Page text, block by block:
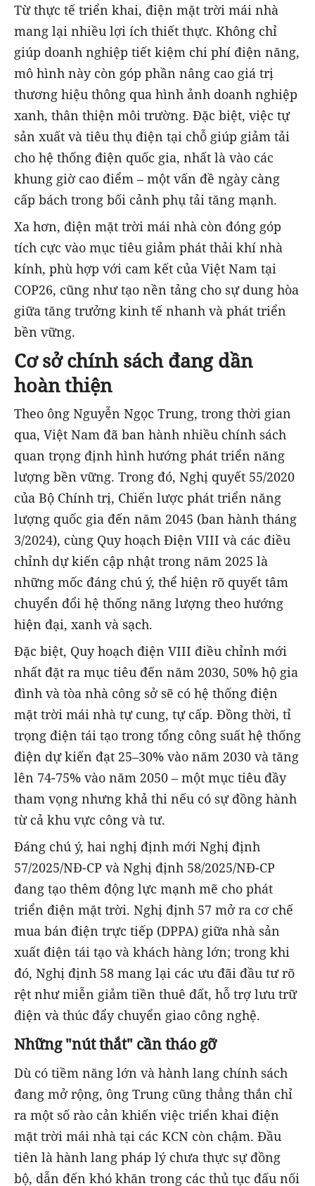
Từ thực tế triển khai, điện mặt trời mái nhà
mang lại nhiều lợi ích thiết thực. Không chỉ
giúp doanh nghiệp tiết kiệm chi phí điện năng,
mô hình này còn góp phần nâng cao giá trị
thương hiệu thông qua hình ảnh doanh nghiệp
xanh, thân thiện môi trường. Đặc biệt, việc tự
sản xuất và tiêu thụ điện tại chỗ giúp giảm tải
cho hệ thống điện quốc gia, nhất là vào các
khung giờ cao điểm – một vấn đề ngày càng
cấp bách trong bối cảnh phụ tải tăng mạnh.
Xa hơn, điện mặt trời mái nhà còn đóng góp
tích cực vào mục tiêu giảm phát thải khí nhà
kính, phù hợp với cam kết của Việt Nam tại
COP26, cũng như tạo nền tảng cho sự dung hòa
giữa tăng trưởng kinh tế nhanh và phát triển
bền vững.
Cơ sở chính sách đang dần
hoàn thiện
Theo ông Nguyễn Ngọc Trung, trong thời gian
qua, Việt Nam đã ban hành nhiều chính sách
quan trọng định hình hướng phát triển năng
lượng bền vững. Trong đó, Nghị quyết 55/2020
của Bộ Chính trị, Chiến lược phát triển năng
lượng quốc gia đến năm 2045 (ban hành tháng
3/2024), cùng Quy hoạch Điện VIII và các điều
chỉnh dự kiến cập nhật trong năm 2025 là
những mốc đáng chú ý, thể hiện rõ quyết tâm
chuyển đổi hệ thống năng lượng theo hướng
hiện đại, xanh và sạch.
Đặc biệt, Quy hoạch điện VIII điều chỉnh mới
nhất đặt ra mục tiêu đến năm 2030, 50% hộ gia
đình và tòa nhà công sở sẽ có hệ thống điện
mặt trời mái nhà tự cung, tự cấp. Đồng thời, tỉ
trọng điện tái tạo trong tổng công suất hệ thống
điện dự kiến đạt 25–30% vào năm 2030 và tăng
lên 74-75% vào năm 2050 – một mục tiêu đầy
tham vọng nhưng khả thi nếu có sự đồng hành
từ cả khu vực công và tư.
Đáng chú ý, hai nghị định mới Nghị định
57/2025/NĐ-CP và Nghị định 58/2025/NĐ-CP
đang tạo thêm động lực mạnh mẽ cho phát
triển điện mặt trời. Nghị định 57 mở ra cơ chế
mua bán điện trực tiếp (DPPA) giữa nhà sản
xuất điện tái tạo và khách hàng lớn; trong khi
đó, Nghị định 58 mang lại các ưu đãi đầu tư rõ
rệt như miễn giảm tiền thuê đất, hỗ trợ lưu trữ
điện và thúc đẩy chuyển giao công nghệ.
Những "nút thắt" cần tháo gỡ
Dù có tiềm năng lớn và hành lang chính sách
đang mở rộng, ông Trung cũng thẳng thắn chỉ
ra một số rào cản khiến việc triển khai điện
mặt trời mái nhà tại các KCN còn chậm. Đầu
tiên là hành lang pháp lý chưa thực sự đồng
bộ, dẫn đến khó khăn trong các thủ tục đấu nối